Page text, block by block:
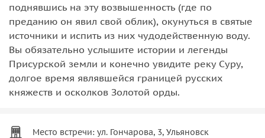
поднявшись на эту возвышенность (где по
преданию он явил свой облик), окунуться в святые
источники и испить из них чудодейственную воду.
Вы обязательно услышите истории и легенды
Присурской земли и конечно увидите реку Суру,
долгое время являвшейся границей русских
княжеств и осколков Золотой орды.
Место встречи: ул. Гончарова, 3, Ульяновск